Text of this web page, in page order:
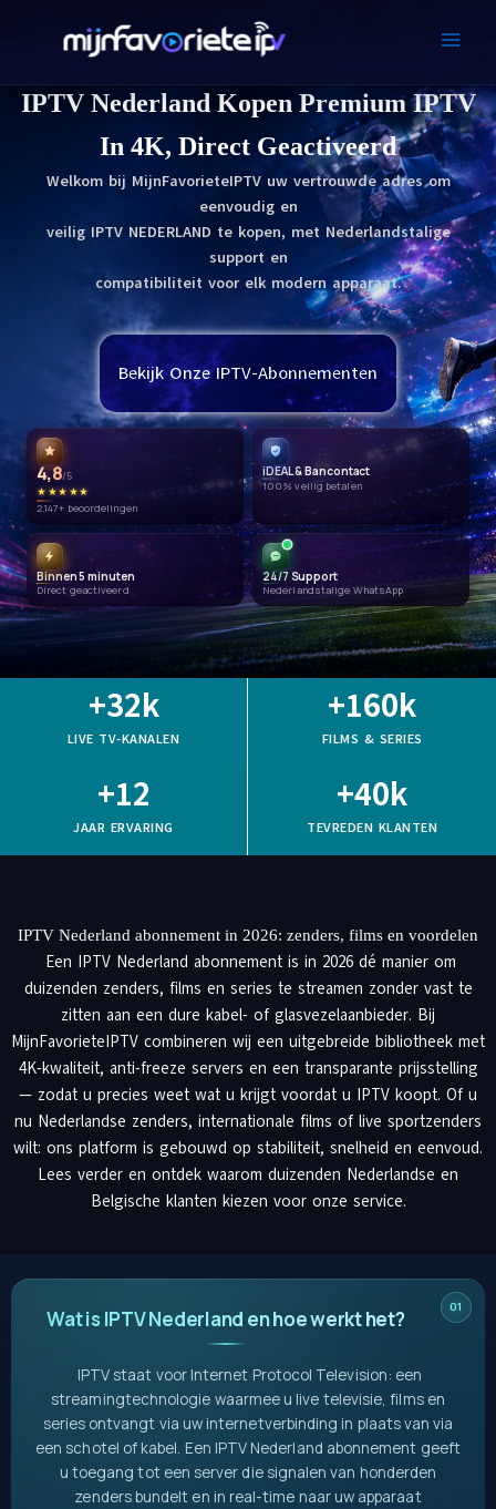
to
IPTV Nederland Kopen Premium IPTV
In 4K, Direct Geactiveerd
Welkom bij MijnFavorieteIPTV uw vertrouwde adres om
eenvoudig en
veilig IPTV NEDERLAND te kopen, met Nederlandstalige
support en
compatibiliteit voor elk modern apparaat.
Bekijk Onze IPTV-Abonnementen
4,8/5
★★★★★
2.147+ beoordelingen
iDEAL & Bancontact
100% veilig betalen
Binnen 5 minuten
Direct geactiveerd
24/7 Support
Nederlandstalige WhatsApp
LIVE TV-KANALEN
+32k
FILMS & SERIES
+160k
JAAR ERVARING
+12
TEVREDEN KLANTEN
+40k
IPTV Nederland abonnement in 2026: zenders, films en voordelen
Een IPTV Nederland abonnement is in 2026 dé manier om
duizenden zenders, films en series te streamen zonder vast te
zitten aan een dure kabel- of glasvezelaanbieder. Bij
MijnFavorieteIPTV combineren wij een uitgebreide bibliotheek met
4K-kwaliteit, anti-freeze servers en een transparante prijsstelling
— zodat u precies weet wat u krijgt voordat u IPTV koopt. Of u
nu Nederlandse zenders, internationale films of live sportzenders
wilt: ons platform is gebouwd op stabiliteit, snelheid en eenvoud.
Lees verder en ontdek waarom duizenden Nederlandse en
Belgische klanten kiezen voor onze service.
Wat is IPTV Nederland en hoe werkt het?
IPTV staat voor Internet Protocol Television: een
streamingtechnologie waarmee u live televisie, films en
series ontvangt via uw internetverbinding in plaats van via
een schotel of kabel. Een IPTV Nederland abonnement geeft
u toegang tot een server die signalen van honderden
zenders bundelt en in real-time naar uw apparaat